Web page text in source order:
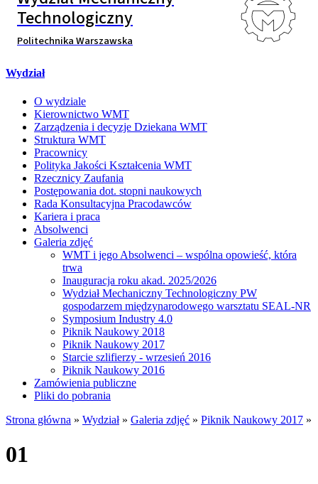
Technologiczny
Politechnika Warszawska
Wydział
O wydziale
Kierownictwo WMT
Zarządzenia i decyzje Dziekana WMT
Struktura WMT
Pracownicy
Polityka Jakości Kształcenia WMT
Rzecznicy Zaufania
Postępowania dot. stopni naukowych
Rada Konsultacyjna Pracodawców
Kariera i praca
Absolwenci
Galeria zdjęć
WMT i jego Absolwenci – wspólna opowieść, która
trwa
Inauguracja roku akad. 2025/2026
Wydział Mechaniczny Technologiczny PW
gospodarzem międzynarodowego warsztatu SEAL-NR
Symposium Industry 4.0
Piknik Naukowy 2018
Piknik Naukowy 2017
Starcie szlifierzy - wrzesień 2016
Piknik Naukowy 2016
Zamówienia publiczne
Pliki do pobrania
Strona główna » Wydział » Galeria zdjęć » Piknik Naukowy 2017 »
01